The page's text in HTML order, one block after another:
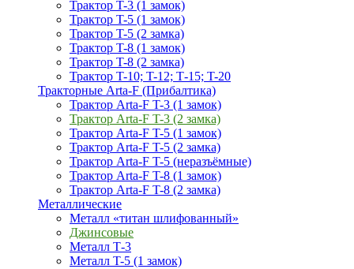
Трактор T-3 (1 замок)
Трактор T-5 (1 замок)
Трактор T-5 (2 замка)
Трактор T-8 (1 замок)
Трактор T-8 (2 замка)
Трактор T-10; T-12; Т-15; T-20
Тракторные Arta-F (Прибалтика)
Трактор Arta-F T-3 (1 замок)
Трактор Arta-F T-3 (2 замка)
Трактор Arta-F T-5 (1 замок)
Трактор Arta-F T-5 (2 замка)
Трактор Arta-F T-5 (неразъёмные)
Трактор Arta-F T-8 (1 замок)
Трактор Arta-F T-8 (2 замка)
Металлические
Металл «титан шлифованный»
Джинсовые
Металл Т-3
Металл T-5 (1 замок)